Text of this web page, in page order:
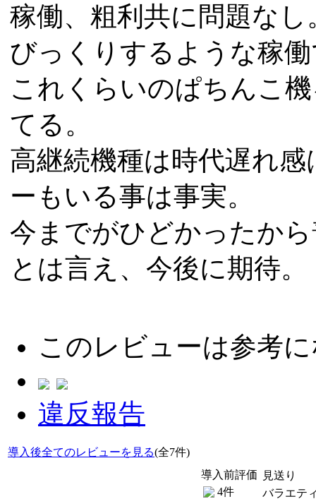
稼働、粗利共に問題なし
びっくりするような稼
これくらいのぱちんこ
てる。
高継続機種は時代遅れ
ーもいる事は事実。
今までがひどかったか
とは言え、今後に期待。
このレビューは参考
違反報告
導入後全てのレビューを見る(全7件)
導入前評価
4件
見送り
バラエテ